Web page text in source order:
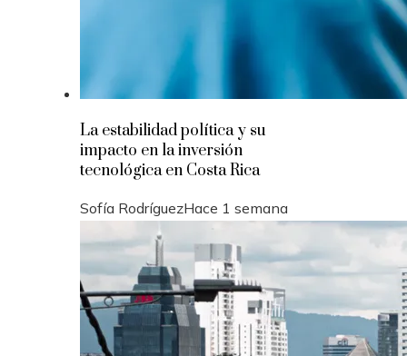
La estabilidad política y su
impacto en la inversión
tecnológica en Costa Rica
Sofía RodríguezHace 1 semana